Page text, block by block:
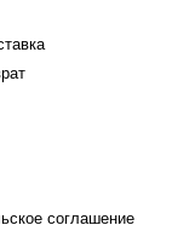
соглашение